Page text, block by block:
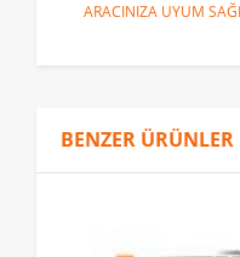
ARACINIZA UYUM
BENZER ÜRÜNLER